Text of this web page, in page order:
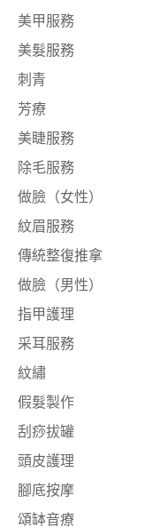
美甲服務
美髮服務
刺青
芳療
美睫服務
除毛服務
做臉（女性）
紋眉服務
傳統整復推拿
做臉（男性）
指甲護理
采耳服務
紋繡
假髮製作
刮痧拔罐
頭皮護理
腳底按摩
頌缽音療